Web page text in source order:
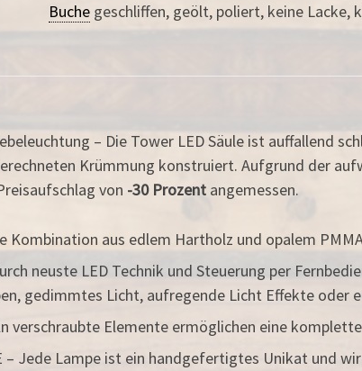
Buchegeschliffen, geölt, poliert, keine Lacke,
– Die Tower LED Säule ist auffallend
Krümmung konstruiert. Aufgrund der
von -30 Prozent angemessen.
Kombination aus edlem Hartholz und opalem
neuste LED Technik und Steuerung per
gedimmtes Licht, aufregende Licht Effekte oder
verschraubte Elemente ermöglichen eine
– Jede Lampe ist ein handgefertigtes Unikat und